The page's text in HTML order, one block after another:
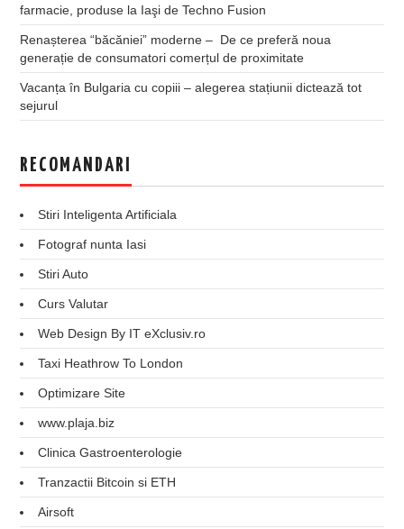
farmacie, produse la Iaşi de Techno Fusion
Renașterea “băcăniei” moderne – De ce preferă noua
generație de consumatori comerțul de proximitate
Vacanța în Bulgaria cu copiii – alegerea stațiunii dictează tot
sejurul
RECOMANDARI
Stiri Inteligenta Artificiala
Fotograf nunta Iasi
Stiri Auto
Curs Valutar
Web Design By IT eXclusiv.ro
Taxi Heathrow To London
Optimizare Site
www.plaja.biz
Clinica Gastroenterologie
Tranzactii Bitcoin si ETH
Airsoft